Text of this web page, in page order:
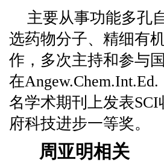
主要从事功能多孔
选药物分子、精细有
作，多次主持和参与
在
名学术期刊上发表
府科技进步一等奖。
周亚明相关